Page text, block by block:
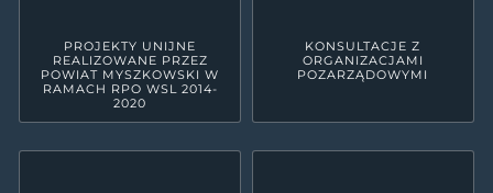
PROJEKTY UNIJNE
REALIZOWANE PRZEZ
POWIAT MYSZKOWSKI W
RAMACH RPO WSL 2014-
2020
KONSULTACJE Z
ORGANIZACJAMI
POZARZĄDOWYMI